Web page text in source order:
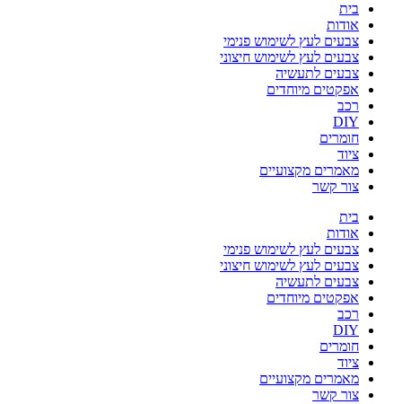
בית
אודות
צבעים לעץ לשימוש פנימי
צבעים לעץ לשימוש חיצוני
צבעים לתעשיה
אפקטים מיוחדים
רכב
DIY
חומרים
ציוד
מאמרים מקצועיים
צור קשר
בית
אודות
צבעים לעץ לשימוש פנימי
צבעים לעץ לשימוש חיצוני
צבעים לתעשיה
אפקטים מיוחדים
רכב
DIY
חומרים
ציוד
מאמרים מקצועיים
צור קשר